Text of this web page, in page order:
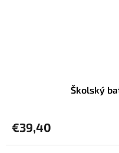
Školský
€39,40